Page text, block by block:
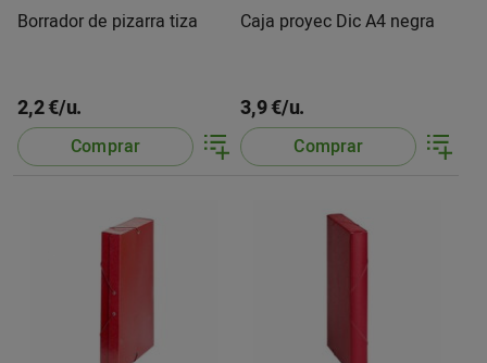
Borrador de pizarra tiza
2,2 €/u.
Comprar
Caja proyec Dic A4 negra
3,9 €/u.
Comprar